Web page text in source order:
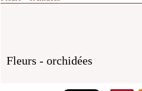
Fleurs - orchidées